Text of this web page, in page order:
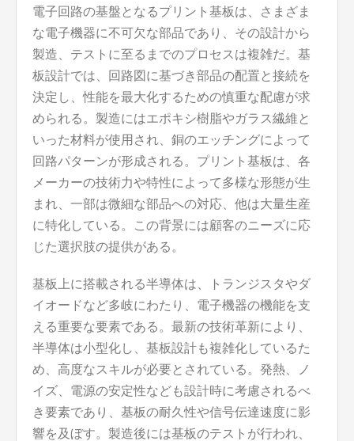
電子回路の基盤となるプリント基板は、さまざま
な電子機器に不可欠な部品であり、その設計から
製造、テストに至るまでのプロセスは複雑だ。基
板設計では、回路図に基づき部品の配置と接続を
決定し、性能を最大化するための慎重な配慮が求
められる。製造にはエポキシ樹脂やガラス繊維と
いった材料が使用され、銅のエッチングによって
回路パターンが形成される。プリント基板は、各
メーカーの技術力や特性によって多様な形態が生
まれ、一部は微細な部品への対応、他は大量生産
に特化している。この背景には顧客のニーズに応
じた選択肢の提供がある。
基板上に搭載される半導体は、トランジスタやダ
イオードなど多岐にわたり、電子機器の機能を支
える重要な要素である。最新の技術革新により、
半導体は小型化し、基板設計も複雑化しているた
め、高度なスキルが必要とされている。発熱、ノ
イズ、電源の安定性なども設計時に考慮されるべ
き要素であり、基板の耐久性や信号伝達速度に影
響を及ぼす。製造後には基板のテストが行われ、